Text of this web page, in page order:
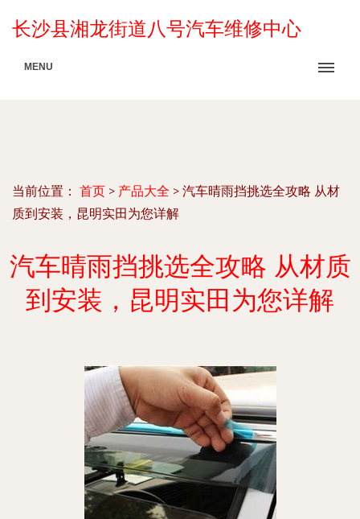
长沙县湘龙街道八号汽车维修中心
MENU
当前位置： 首页 > 产品大全 > 汽车晴雨挡挑选全攻略 从材
质到安装，昆明实田为您详解
汽车晴雨挡挑选全攻略 从材质
到安装，昆明实田为您详解